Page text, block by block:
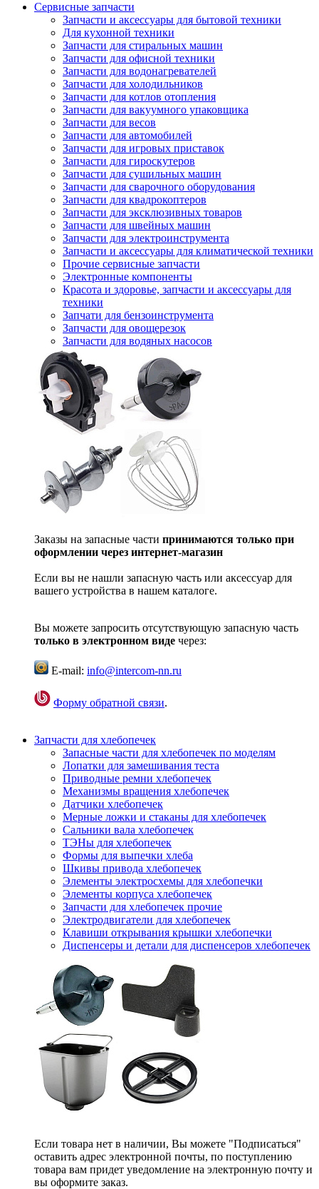
Сервисные запчасти
Запчасти и аксессуары для бытовой техники
Для кухонной техники
Запчасти для стиральных машин
Запчасти для офисной техники
Запчасти для водонагревателей
Запчасти для холодильников
Запчасти для котлов отопления
Запчасти для вакуумного упаковщика
Запчасти для весов
Запчасти для автомобилей
Запчасти для игровых приставок
Запчасти для гироскутеров
Запчасти для сушильных машин
Запчасти для сварочного оборудования
Запчасти для квадрокоптеров
Запчасти для эксклюзивных товаров
Запчасти для швейных машин
Запчасти для электроинструмента
Запчасти и аксессуары для климатической техники
Прочие сервисные запчасти
Электронные компоненты
Красота и здоровье, запчасти и аксессуары для
техники
Запчати для бензоинструмента
Запчасти для овощерезок
Запчасти для водяных насосов
Заказы на запасные части принимаются только при
оформлении через интернет-магазин
Если вы не нашли запасную часть или аксессуар для
вашего устройства в нашем каталоге.
Вы можете запросить отсутствующую запасную часть
только в электронном виде через:
E-mail: info@intercom-nn.ru
Форму обратной связи.
Запчасти для хлебопечек
Запасные части для хлебопечек по моделям
Лопатки для замешивания теста
Приводные ремни хлебопечек
Механизмы вращения хлебопечек
Датчики хлебопечек
Мерные ложки и стаканы для хлебопечек
Сальники вала хлебопечек
ТЭНы для хлебопечек
Формы для выпечки хлеба
Шкивы привода хлебопечек
Элементы электросхемы для хлебопечки
Элементы корпуса хлебопечек
Запчасти для хлебопечек прочие
Электродвигатели для хлебопечек
Клавиши открывания крышки хлебопечки
Диспенсеры и детали для диспенсеров хлебопечек
Если товара нет в наличии, Вы можете "Подписаться"
оставить адрес электронной почты, по поступлению
товара вам придет уведомление на электронную почту и
вы оформите заказ.